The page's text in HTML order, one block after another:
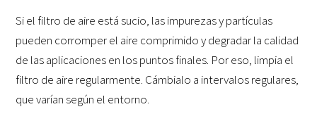
Si el filtro de aire está sucio, las impurezas y partículas
pueden corromper el aire comprimido y degradar la calidad
de las aplicaciones en los puntos finales. Por eso, limpia el
filtro de aire regularmente. Cámbialo a intervalos regulares,
que varían según el entorno.